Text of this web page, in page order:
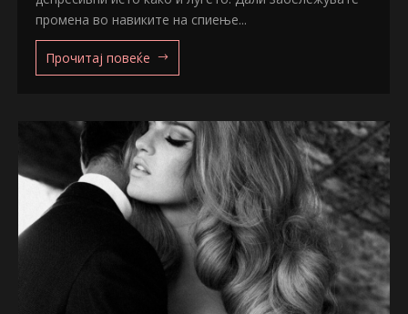
промена во навиките на спиење...
Прочитај повеќе